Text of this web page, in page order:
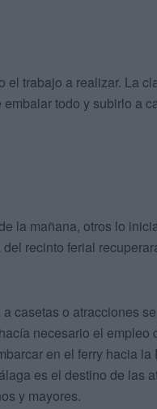
trabajo a realizar. La
todo y subirlo a
la mañana, otros lo
recinto ferial
casetas o atracciones
necesario el empleo
en el ferry hacia
es el destino de las
y mayores.